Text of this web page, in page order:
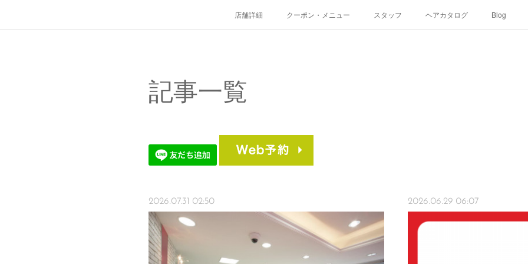
店舗詳細 クーポン・メニュー スタッフ ヘアカタログ Blog
記事一覧
2026.07.31 02:50 2026.06.29 06:07